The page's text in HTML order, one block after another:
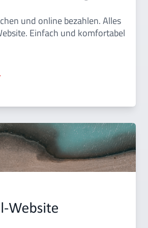
und online bezahlen. Alles